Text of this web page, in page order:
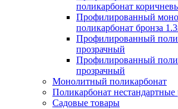
поликарбонат
Профилированный
поликарбонат бронза
Профилированный
прозрачный
Профилированный
прозрачный
Монолитный поликарбонат
Поликарбонат нестандартные
Садовые товары